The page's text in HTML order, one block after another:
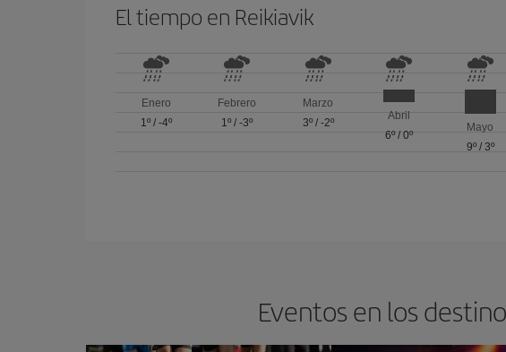
El tiempo en Reikiavik
Enero
1º/ -4º
Febrero
1º /-3º
Marzo
3º/ -2º
Abril
6º/0º
Mayo
9º/ 3º
Eventos en los